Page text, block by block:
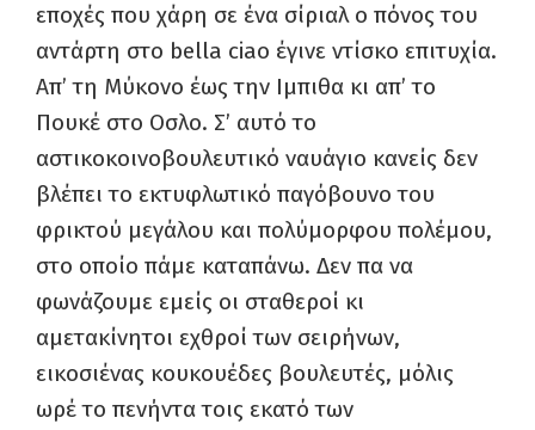
εποχές που χάρη σε ένα σίριαλ ο πόνος του
αντάρτη στο bella ciao έγινε ντίσκο επιτυχία.
Απ’ τη Μύκονο έως την Ιμπιθα κι απ’ το
Πουκέ στο Οσλο. Σ’ αυτό το
αστικοκοινοβουλευτικό ναυάγιο κανείς δεν
βλέπει το εκτυφλωτικό παγόβουνο του
φρικτού μεγάλου και πολύμορφου πολέμου,
στο οποίο πάμε καταπάνω. Δεν πα να
φωνάζουμε εμείς οι σταθεροί κι
αμετακίνητοι εχθροί των σειρήνων,
εικοσιένας κουκουέδες βουλευτές, μόλις
ωρέ το πενήντα τοις εκατό των